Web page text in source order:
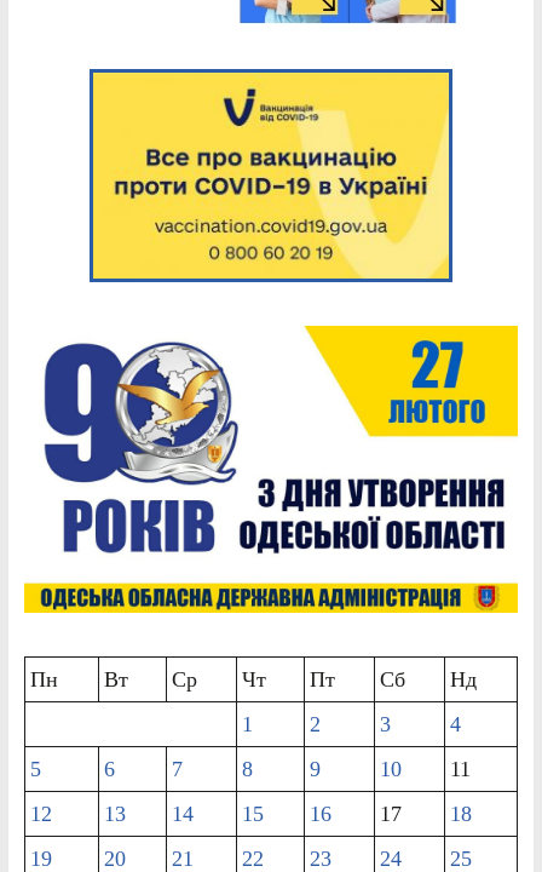
Пн Вт Ср Чт Пт Сб
Нд
1
2 3
4
5
6 7 8 9 10
11
12
13 14 15 16 17
18
19
20 21 22 23 24
25